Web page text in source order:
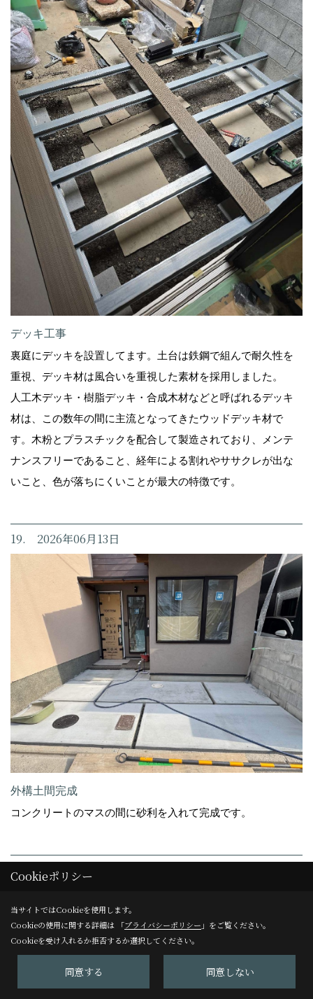
デッキ工事
裏庭にデッキを設置してます。土台は鉄鋼で組んで耐久性を
重視、デッキ材は風合いを重視した素材を採用しました。
人工木デッキ・樹脂デッキ・合成木材などと呼ばれるデッキ
材は、この数年の間に主流となってきたウッドデッキ材で
す。木粉とプラスチックを配合して製造されており、メンテ
ナンスフリーであること、経年による割れやササクレが出な
いこと、色が落ちにくいことが最大の特徴です。
19. 2026年06月13日
外構土間完成
コンクリートのマスの間に砂利を入れて完成です。
20. 2026年06月10日
Cookieポリシー
当サイトではCookieを使用します。
Cookieの使用に関する詳細は 「プライバシーポリシー 」をご覧ください。
Cookieを受け入れるか拒否するか選択してください。
同意する 同意しない